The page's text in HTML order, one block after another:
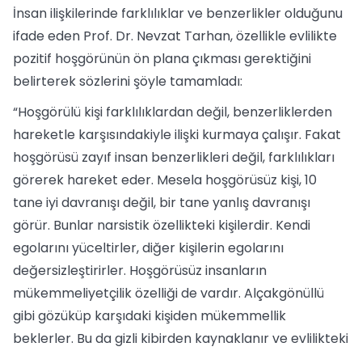
İnsan ilişkilerinde farklılıklar ve benzerlikler olduğunu
ifade eden Prof. Dr. Nevzat Tarhan, özellikle evlilikte
pozitif hoşgörünün ön plana çıkması gerektiğini
belirterek sözlerini şöyle tamamladı:
“Hoşgörülü kişi farklılıklardan değil, benzerliklerden
hareketle karşısındakiyle ilişki kurmaya çalışır. Fakat
hoşgörüsü zayıf insan benzerlikleri değil, farklılıkları
görerek hareket eder. Mesela hoşgörüsüz kişi, 10
tane iyi davranışı değil, bir tane yanlış davranışı
görür. Bunlar narsistik özellikteki kişilerdir. Kendi
egolarını yüceltirler, diğer kişilerin egolarını
değersizleştirirler. Hoşgörüsüz insanların
mükemmeliyetçilik özelliği de vardır. Alçakgönüllü
gibi gözüküp karşıdaki kişiden mükemmellik
beklerler. Bu da gizli kibirden kaynaklanır ve evlilikteki